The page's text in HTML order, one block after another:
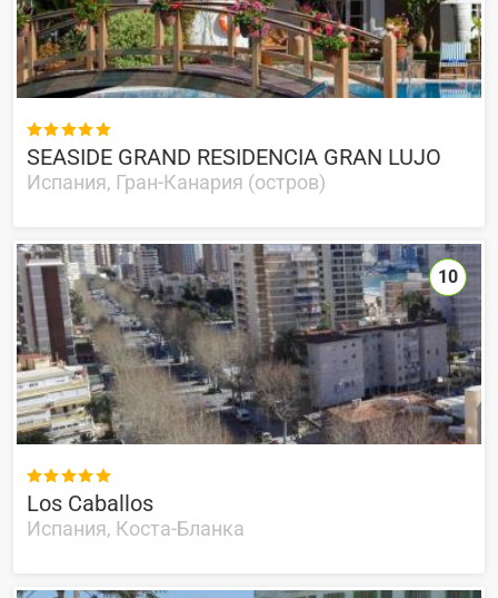

SEASIDE GRAND RESIDENCIA GRAN LUJO
Испания, Гран-Канария (остров)

Los Caballos
Испания, Коста-Бланка
10